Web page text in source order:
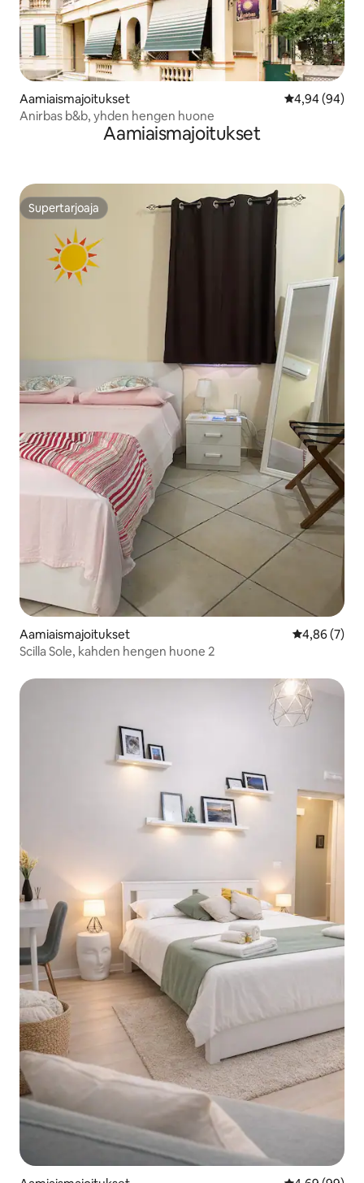
Aamiaismajoitukset
4,94 (94)
Anirbas b&b, yhden hengen huone
Aamiaismajoitukset
Supertarjoaja
Supertarjoaja
Aamiaismajoitukset
4,86 (7)
Scilla Sole, kahden hengen huone 2